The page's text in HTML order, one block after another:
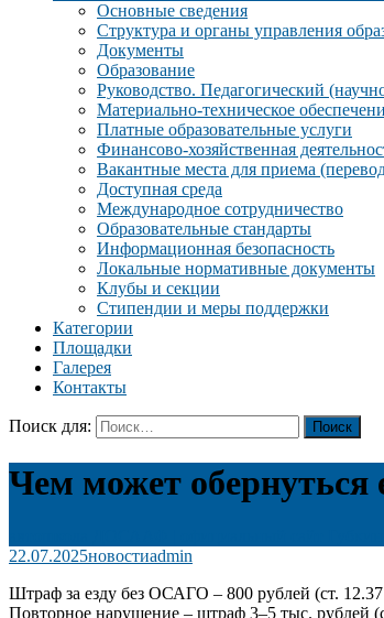
Основные сведения
Структура и органы управления
Документы
Образование
Руководство. Педагогический
Материально-техническое
Платные образовательные услуги
Финансово-хозяйственная
Вакантные места для приема
Доступная среда
Международное сотрудничество
Образовательные стандарты
Информационная безопасность
Локальные нормативные документы
Клубы и секции
Стипендии и меры поддержки
Категории
Площадки
Галерея
Контакты
Поиск для:
Чем может обернуться
22.07.2025новостиadmin
Штраф за езду без ОСАГО – 800 рублей (ст.
Повторное нарушение – штраф 3–5 тыс. рублей